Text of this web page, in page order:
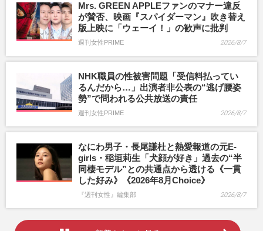
Mrs. GREEN APPLEファンのマナー違反
が賛否、映画『スパイダーマン』吹き替え
版上映に「ウェーイ！」の歓声に批判
週刊女性PRIME 2026/8/7
NHK職員の性被害問題「受信料払ってい
るんだから…」出演者非公表の“逃げ腰姿
勢”で問われる公共放送の責任
週刊女性PRIME 2026/8/7
なにわ男子・長尾謙杜と熱愛報道の元E-
girls・稲垣莉生「犬顔が好き」過去の“半
同棲モデル”との共通点から透ける《一貫
した好み》《2026年8月Choice》
『週刊女性』編集部 2026/8/7